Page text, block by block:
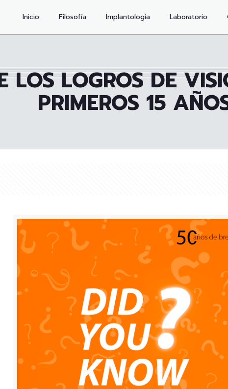
Inicio Filosofía Implantología Laboratorio
LOS LOGROS DE
PRIMEROS 15